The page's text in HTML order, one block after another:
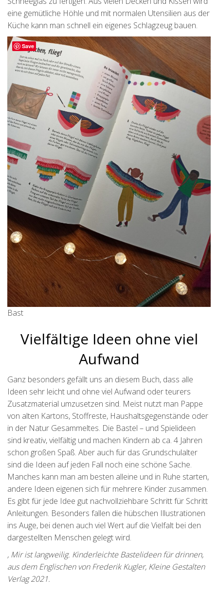
eine gemütliche Höhle und mit normalen Utensilien aus der
Küche kann man schnell ein eigenes Schlagzeug bauen.
Bast
Vielfältige Ideen ohne viel
Aufwand
Ganz besonders gefällt uns an diesem Buch, dass alle
Ideen sehr leicht und ohne viel Aufwand oder teurers
Zusatzmaterial umzusetzen sind. Meist nutzt man Pappe
von alten Kartons, Stoffreste, Haushaltsgegenstände oder
in der Natur Gesammeltes. Die Bastel – und Spielideen
sind kreativ, vielfältig und machen Kindern ab ca. 4 Jahren
schon großen Spaß. Aber auch für das Grundschulalter
sind die Ideen auf jeden Fall noch eine schöne Sache.
Manches kann man am besten alleine und in Ruhe starten,
andere Ideen eigenen sich für mehrere Kinder zusammen.
Es gibt für jede Idee gut nachvollziehbare Schritt für Schritt
Anleitungen. Besonders fallen die hübschen Illustrationen
ins Auge, bei denen auch viel Wert auf die Vielfalt bei den
dargestellten Menschen gelegt wird.
, Mir ist langweilig. Kinderleichte Bastelideen für drinnen,
aus dem Englischen von Frederik Kugler, Kleine Gestalten
Verlag 2021.
Save